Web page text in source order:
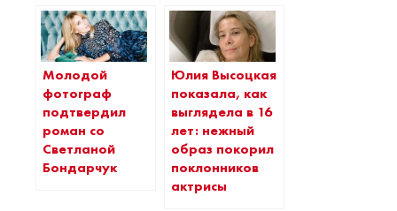
Молодой
фотограф
подтвердил
роман со
Светланой
Бондарчук
Юлия Высоцкая
показала, как
выглядела в 16
лет: нежный
образ покорил
поклонников
актрисы